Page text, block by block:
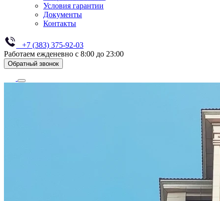
Условия гарантии
Документы
Контакты
+7 (383) 375-92-03
Работаем ежденевно с 8:00 до 23:00
Обратный звонок